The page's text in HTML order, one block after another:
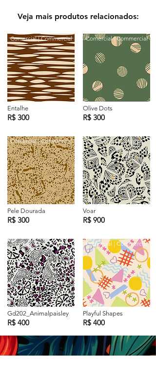
Veja mais produtos relacionados:
Comercial | Commercial
Entalhe
R$ 300
Comercial | Commercial
Pele Dourada
R$ 300
Exclusiva | Exclusive
Gd202_Animalpaisley
R$ 400
Comercial | Commercial
Olive Dots
R$ 300
Exclusiva | Exclusive
Voar
R$ 900
Comercial | Commercial
Playful Shapes
R$ 400